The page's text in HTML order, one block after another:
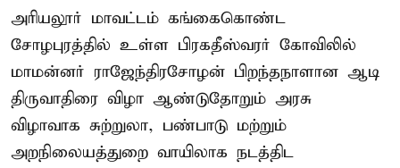
அரியலூர் மாவட்டம் கங்கைகொண்ட
சோழபுரத்தில் உள்ள பிரகதீஸ்வரர் கோவிலில்
மாமன்னர் ராஜேந்திரசோழன் பிறந்தநாளான ஆடி
திருவாதிரை விழா ஆண்டுதோறும் அரசு
விழாவாக சுற்றுலா, பண்பாடு மற்றும்
அறநிலையத்துறை வாயிலாக நடத்திட